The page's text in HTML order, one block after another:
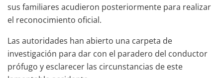
sus familiares acudieron posteriormente para realizar
el reconocimiento oficial.
Las autoridades han abierto una carpeta de
investigación para dar con el paradero del conductor
prófugo y esclarecer las circunstancias de este